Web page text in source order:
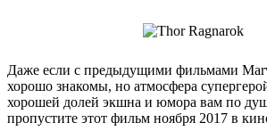
Даже если с предыдущими фильмами
хорошо знакомы, но атмосфера
хорошей долей экшна и юмора вам по
пропустите этот фильм ноября 2017 в